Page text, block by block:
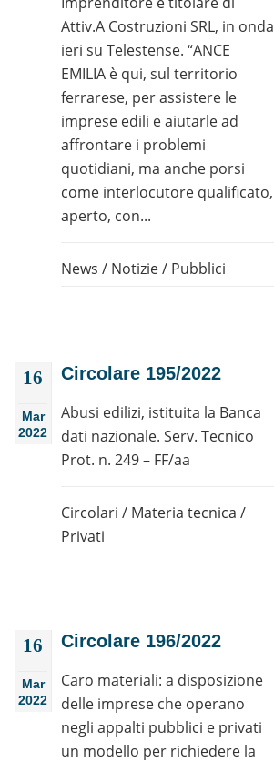
Attiv.A Costruzioni SRL, in onda
ieri su Telestense. “ANCE
EMILIA è qui, sul territorio
ferrarese, per assistere le
imprese edili e aiutarle ad
affrontare i problemi
quotidiani, ma anche porsi
come interlocutore qualificato,
aperto, con...
News / Notizie/ Pubblici
16
Mar
2022
Circolare 195/2022
Abusi edilizi, istituita la Banca
dati nazionale. Serv. Tecnico
Prot. n. 249 – FF/aa
Circolari / Materia tecnica /
Privati
16
Mar
2022
Circolare 196/2022
Caro materiali: a disposizione
delle imprese che operano
negli appalti pubblici e privati
un modello per richiedere la